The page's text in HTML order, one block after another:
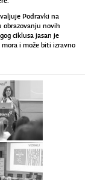
Podravki na
novih
ciklusa jasan je
i može biti izravno